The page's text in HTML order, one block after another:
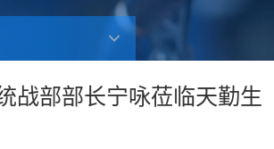
战部部长宁咏莅临天勤生